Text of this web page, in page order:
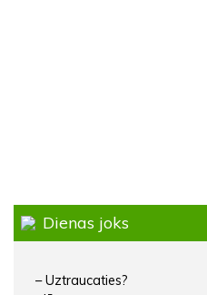
Dienas joks
– Uztraucaties?